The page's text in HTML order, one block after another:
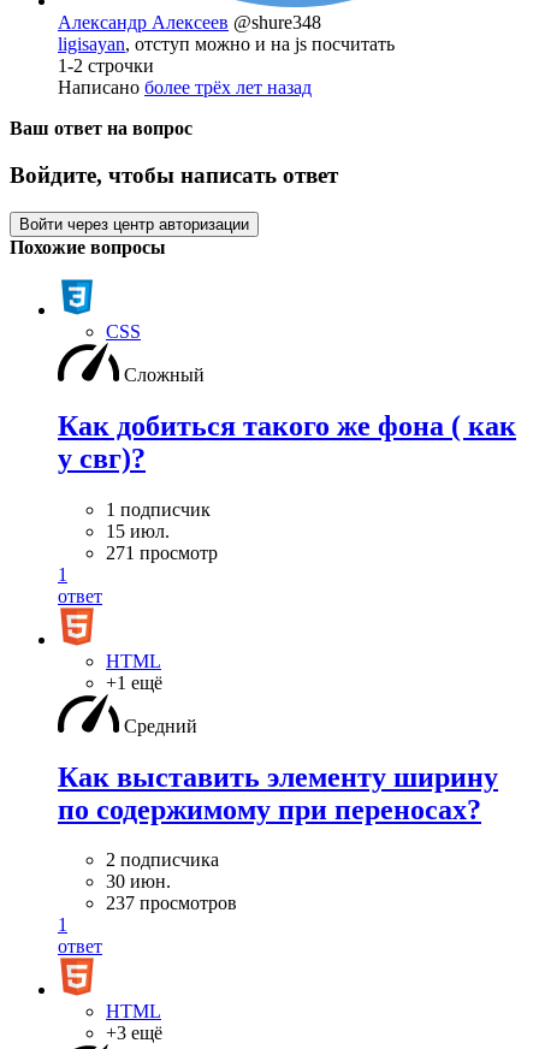
Александр Алексеев @shure348
ligisayan, отступ можно и на js посчитать
1-2 строчки
Написано более трёх лет назад
Ваш ответ на вопрос
Войдите, чтобы написать ответ
Войти через центр авторизации
Похожие вопросы
CSS
Сложный
Как добиться такого же фона ( как
у свг)?
1 подписчик
15 июл.
271 просмотр
1
ответ
HTML
+1 ещё
Средний
Как выставить элементу ширину
по содержимому при переносах?
2 подписчика
30 июн.
237 просмотров
1
ответ
HTML
+3 ещё